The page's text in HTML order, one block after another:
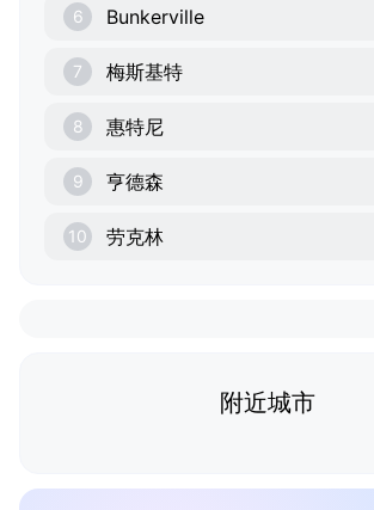
6 Bunkerville
7 梅斯基特
8 惠特尼
9 亨德森
10 劳克林
附近城市